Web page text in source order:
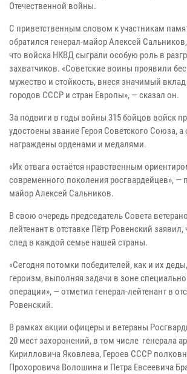
Отечественной войны.
С приветственным словом к участникам
обратился генерал-майор Алексей
что войска НКВД сыграли особую роль в
захватчиков. «Советские воины проявили
мужество и стойкость, внеся значимый
городов СССР и стран Европы», — сказал он.
За подвиги в годы войны 315 бойцов войск
удостоены звание Героя Советского Союза,
награждены орденами и медалями.
«Их отвага остаётся нравственным
современного поколения росгвардейцев», —
майор Алексей Сальников.
В свою очередь председатель Совета
лейтенант в отставке Пётр Ровенский
след в каждой семье нашей страны.
«Сегодня потомки победителей, как и их
героизм, выполняя задачи в зоне
операции», — отметил генерал-лейтенант в
Ровенский.
В рамках акции офицеры и ветераны
20 мест захоронений, в том числе генерала
Кирилловича Яковлева, Героев СССР
Прохоровича Волошина и Петра Евсеевича